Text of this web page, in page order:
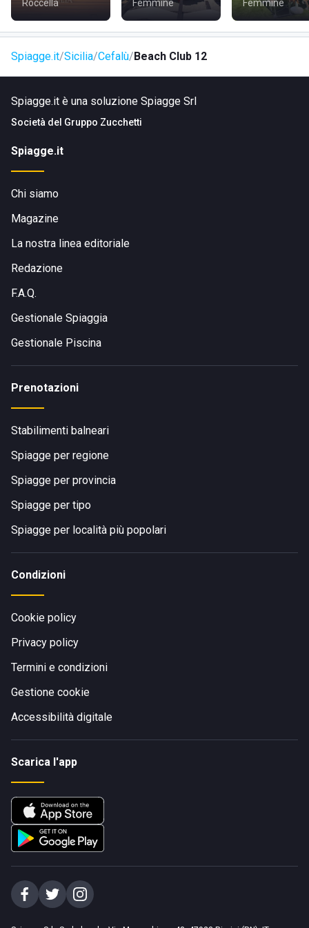
Roccella
Femmine
Femmine
Spiagge.it Sicilia Cefalù Beach Club 12
Spiagge.it è una soluzione Spiagge Srl
Società del Gruppo Zucchetti
Spiagge.it
Chi siamo
Magazine
La nostra linea editoriale
Redazione
F.A.Q.
Gestionale Spiaggia
Gestionale Piscina
Prenotazioni
Stabilimenti balneari
Spiagge per regione
Spiagge per provincia
Spiagge per tipo
Spiagge per località più popolari
Condizioni
Cookie policy
Privacy policy
Termini e condizioni
Gestione cookie
Accessibilità digitale
Scarica l'app